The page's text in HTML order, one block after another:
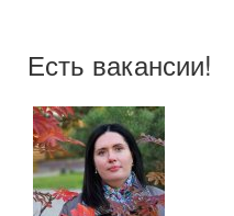
Есть вакансии!